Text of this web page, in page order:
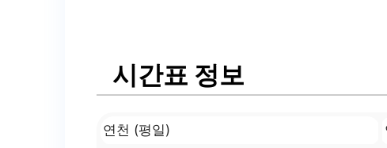
시간표 정보
연천 (평일)